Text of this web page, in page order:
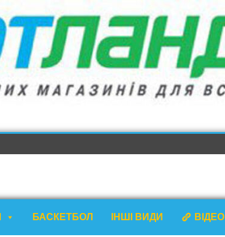
БАСКЕТБОЛ ІНШІ ВИДИ ВІДЕО